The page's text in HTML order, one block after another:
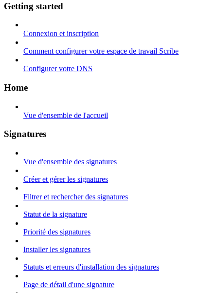
Getting started
Connexion et inscription
Comment configurer votre espace de travail Scribe
Configurer votre DNS
Home
Vue d'ensemble de l'accueil
Signatures
Vue d'ensemble des signatures
Créer et gérer les signatures
Filtrer et rechercher des signatures
Statut de la signature
Priorité des signatures
Installer les signatures
Statuts et erreurs d'installation des signatures
Page de détail d'une signature